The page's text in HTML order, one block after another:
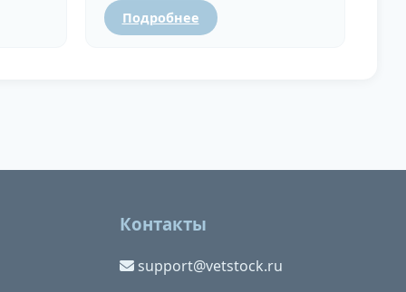
Подробнее
Контакты
support@vetstock.ru